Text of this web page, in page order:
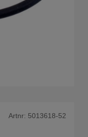
Artnr: 5013618-52